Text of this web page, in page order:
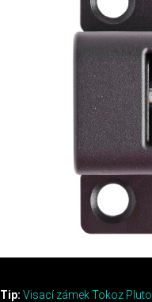
Tip: Visací zámek Tokoz Pluto